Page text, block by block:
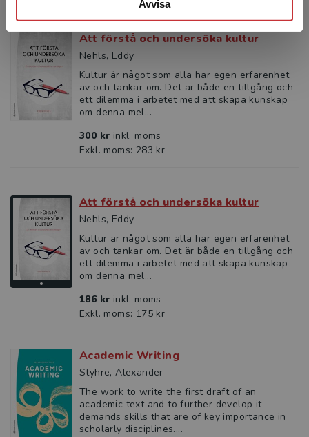
Avvisa
Att förstå och undersöka kultur
Nehls, Eddy
Kultur är något som alla har egen erfarenhet
av och tankar om. Det är både en tillgång och
ett dilemma i arbetet med att skapa kunskap
om denna mel...
300 kr inkl. moms
Exkl. moms: 283 kr
Att förstå och undersöka kultur
Nehls, Eddy
Kultur är något som alla har egen erfarenhet
av och tankar om. Det är både en tillgång och
ett dilemma i arbetet med att skapa kunskap
om denna mel...
186 kr inkl. moms
Exkl. moms: 175 kr
Academic Writing
Styhre, Alexander
The work to write the first draft of an
academic text and to further develop it
demands skills that are of key importance in
scholarly disciplines....